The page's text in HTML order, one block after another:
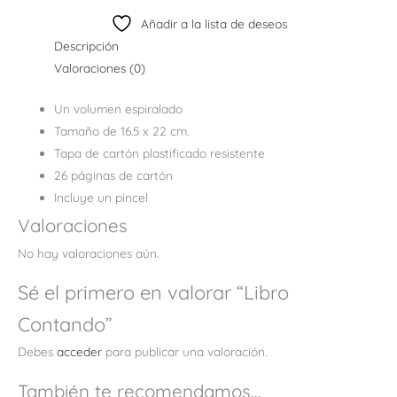
Añadir a la lista de deseos
Descripción
Valoraciones (0)
Un volumen espiralado
Tamaño de 16.5 x 22 cm.
Tapa de cartón plastificado resistente
26 páginas de cartón
Incluye un pincel
Valoraciones
No hay valoraciones aún.
Sé el primero en valorar “Libro
Contando”
Debes acceder para publicar una valoración.
También te recomendamos…